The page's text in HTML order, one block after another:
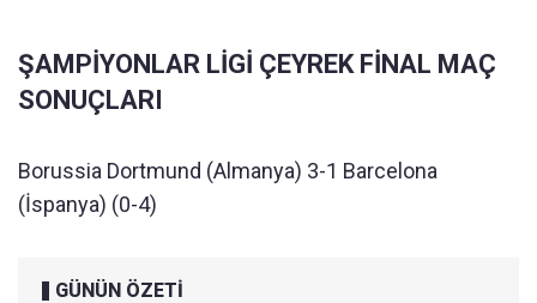
ŞAMPİYONLAR LİGİ ÇEYREK FİNAL MAÇ
SONUÇLARI
Borussia Dortmund (Almanya) 3-1 Barcelona
(İspanya) (0-4)
GÜNÜN ÖZETİ